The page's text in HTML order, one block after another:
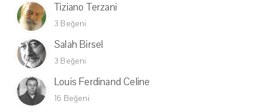
Tiziano Terzani
3 Beğeni
Salah Birsel
3 Beğeni
Louis Ferdinand Celine
16 Beğeni